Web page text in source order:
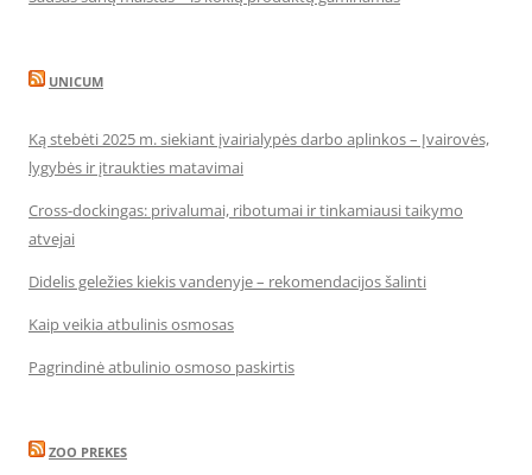
UNICUM
Ką stebėti 2025 m. siekiant įvairialypės darbo aplinkos – Įvairovės,
lygybės ir įtraukties matavimai
Cross-dockingas: privalumai, ribotumai ir tinkamiausi taikymo
atvejai
Didelis geležies kiekis vandenyje – rekomendacijos šalinti
Kaip veikia atbulinis osmosas
Pagrindinė atbulinio osmoso paskirtis
ZOO PREKES